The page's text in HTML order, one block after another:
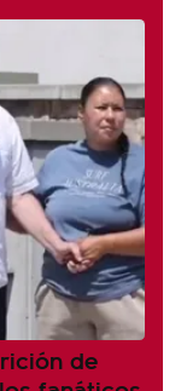
de